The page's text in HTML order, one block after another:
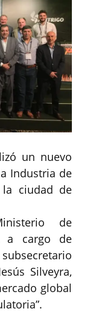
un nuevo
Industria de
ciudad de
de
a cargo de
Silveyra,
global